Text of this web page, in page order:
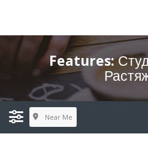
Features:
Near Me